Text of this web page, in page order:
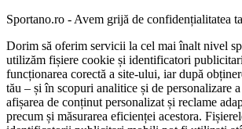
Sportano.ro - Avem grijă de confidențialitatea ta
Dorim să oferim servicii la cel mai înalt nivel
utilizăm fișiere cookie și identificatori
funcționarea corectă a site-ului, iar după
tău – și în scopuri analitice și de personalizare
afișarea de conținut personalizat și reclame
precum și măsurarea eficienței acestora.